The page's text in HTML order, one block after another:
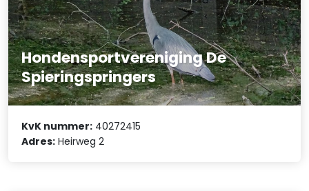
Hondensportvereniging De
Spieringspringers
KvK nummer: 40272415
Adres: Heirweg 2